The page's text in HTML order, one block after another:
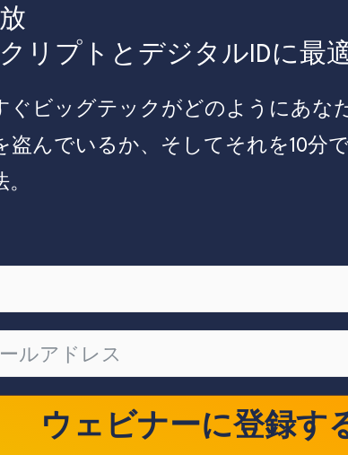
放
クリプトとデジタルIDに最
ぐビッグテックがどのようにあな
盗んでいるか、そしてそれを10分
。
ウェビナーに登録す